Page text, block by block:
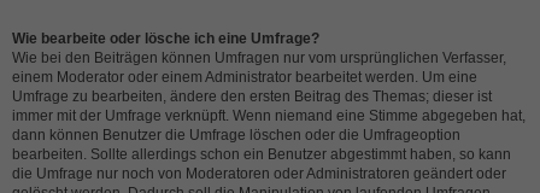
Wie bearbeite oder lösche ich eine Umfrage?
Wie bei den Beiträgen können Umfragen nur vom ursprünglichen Verfasser,
einem Moderator oder einem Administrator bearbeitet werden. Um eine
Umfrage zu bearbeiten, ändere den ersten Beitrag des Themas; dieser ist
immer mit der Umfrage verknüpft. Wenn niemand eine Stimme abgegeben hat,
dann können Benutzer die Umfrage löschen oder die Umfrageoption
bearbeiten. Sollte allerdings schon ein Benutzer abgestimmt haben, so kann
die Umfrage nur noch von Moderatoren oder Administratoren geändert oder